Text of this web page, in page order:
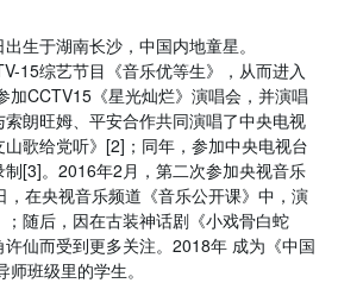
生于湖南长沙，中国内地童星。
15综艺节目《音乐优等生》，从而进入
加CCTV15《星光灿烂》演唱会，并演唱
朗旺姆、平安合作共同演唱了中央电视
歌给党听》[2]；同年，参加中央电视台
[3]。2016年2月，第二次参加央视音乐
，在央视音乐频道《音乐公开课》中，演
随后，因在古装神话剧《小戏骨白蛇
仙而受到更多关注。2018年 成为《中国
班级里的学生。